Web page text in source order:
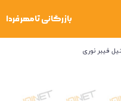
فیبر نوری